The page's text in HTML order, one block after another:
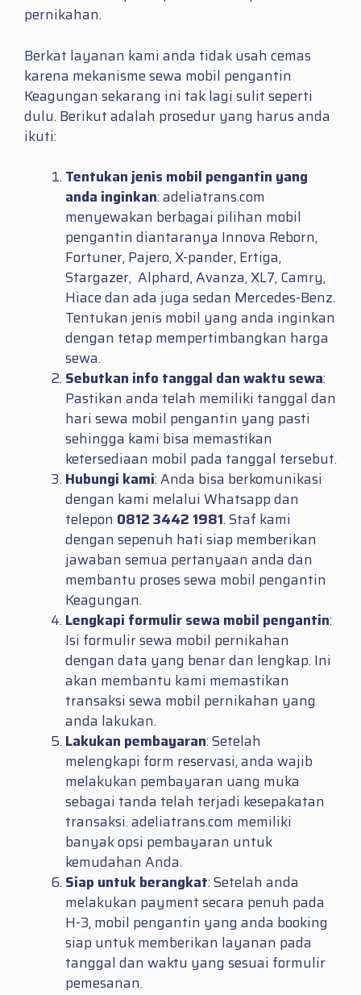
pernikahan.
Berkat layanan kami anda tidak usah cemas
karena mekanisme sewa mobil pengantin
Keagungan sekarang ini tak lagi sulit seperti
dulu. Berikut adalah prosedur yang harus anda
ikuti:
Tentukan jenis mobil pengantin yang
anda inginkan: adeliatrans.com
menyewakan berbagai pilihan mobil
pengantin diantaranya Innova Reborn,
Fortuner, Pajero, X-pander, Ertiga,
Stargazer, Alphard, Avanza, XL7, Camry,
Hiace dan ada juga sedan Mercedes-Benz.
Tentukan jenis mobil yang anda inginkan
dengan tetap mempertimbangkan harga
sewa.
Sebutkan info tanggal dan waktu sewa:
Pastikan anda telah memiliki tanggal dan
hari sewa mobil pengantin yang pasti
sehingga kami bisa memastikan
ketersediaan mobil pada tanggal tersebut.
Hubungi kami: Anda bisa berkomunikasi
dengan kami melalui Whatsapp dan
telepon 0812 3442 1981. Staf kami
dengan sepenuh hati siap memberikan
jawaban semua pertanyaan anda dan
membantu proses sewa mobil pengantin
Keagungan.
Lengkapi formulir sewa mobil pengantin:
Isi formulir sewa mobil pernikahan
dengan data yang benar dan lengkap. Ini
akan membantu kami memastikan
transaksi sewa mobil pernikahan yang
anda lakukan.
Lakukan pembayaran: Setelah
melengkapi form reservasi, anda wajib
melakukan pembayaran uang muka
sebagai tanda telah terjadi kesepakatan
transaksi. adeliatrans.com memiliki
banyak opsi pembayaran untuk
kemudahan Anda.
Siap untuk berangkat: Setelah anda
melakukan payment secara penuh pada
H-3, mobil pengantin yang anda booking
siap untuk memberikan layanan pada
tanggal dan waktu yang sesuai formulir
pemesanan.